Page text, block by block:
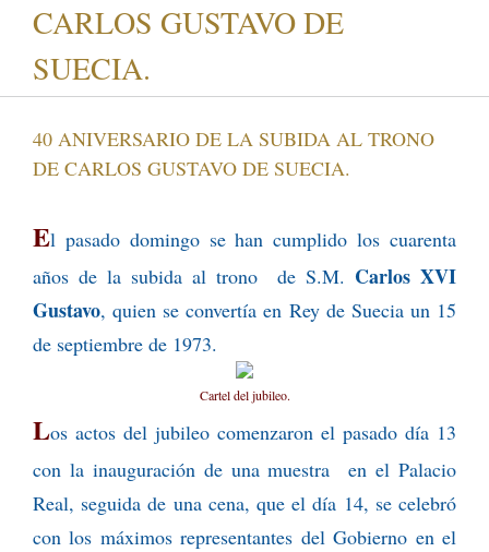
CARLOS GUSTAVO DE
SUECIA.
40 ANIVERSARIO DE LA SUBIDA AL TRONO
DE CARLOS GUSTAVO DE SUECIA.
El pasado domingo se han cumplido los cuarenta
años de la subida al trono de S.M. Carlos XVI
Gustavo, quien se convertía en Rey de Suecia un 15
de septiembre de 1973.
Cartel del jubileo.
Los actos del jubileo comenzaron el pasado día 13
con la inauguración de una muestra en el Palacio
Real, seguida de una cena, que el día 14, se celebró
con los máximos representantes del Gobierno en el